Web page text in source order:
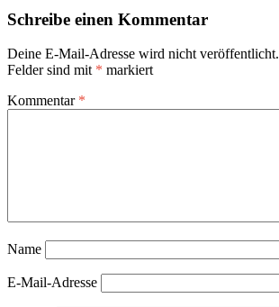
Schreibe einen Kommentar
Deine E-Mail-Adresse wird nicht veröffentlicht.
Felder sind mit * markiert
Kommentar *
Name
E-Mail-Adresse